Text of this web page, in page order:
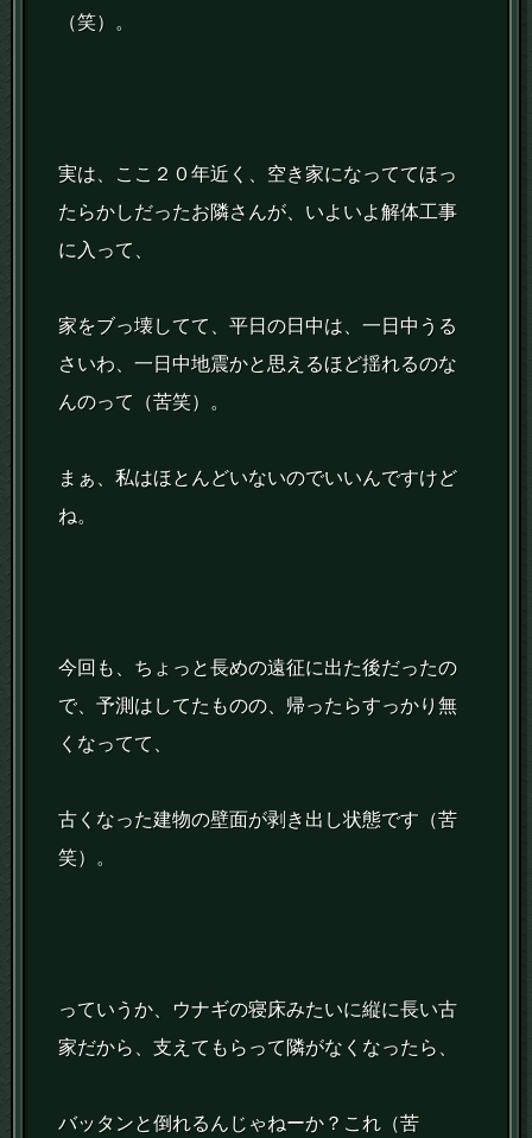
（笑）。
実は、ここ２０年近く、空き家になっててほっ
たらかしだったお隣さんが、いよいよ解体工事
に入って、
家をブっ壊してて、平日の日中は、一日中うる
さいわ、一日中地震かと思えるほど揺れるのな
んのって（苦笑）。
まぁ、私はほとんどいないのでいいんですけど
ね。
今回も、ちょっと長めの遠征に出た後だったの
で、予測はしてたものの、帰ったらすっかり無
くなってて、
古くなった建物の壁面が剥き出し状態です（苦
笑）。
っていうか、ウナギの寝床みたいに縦に長い古
家だから、支えてもらって隣がなくなったら、
バッタンと倒れるんじゃねーか？これ（苦